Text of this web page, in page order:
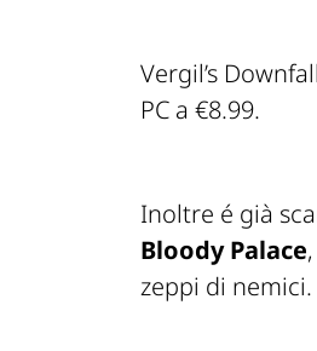
Vergil’s
PC a €8.99.
Inoltre é già
Bloody Palace
zeppi di nemici.